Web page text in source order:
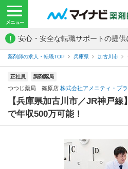
! 安心・安全な転職サポートの提供
薬剤師の求人・転職TOP 兵庫県 加古川市
正社員 調剤薬局
つつじ薬局 篠原店 株式会社アメニティ・プ
【兵庫県加古川市／JR神戸
で年収500万可能！